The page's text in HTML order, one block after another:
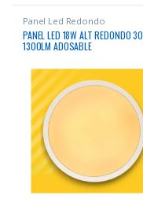
Panel Led Redondo
PANEL LED 18W ALT REDONDO
1300LM ADOSABLE